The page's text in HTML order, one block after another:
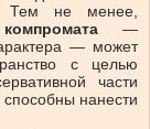
Тем не менее,
—
— может
с целью
части
способны нанести